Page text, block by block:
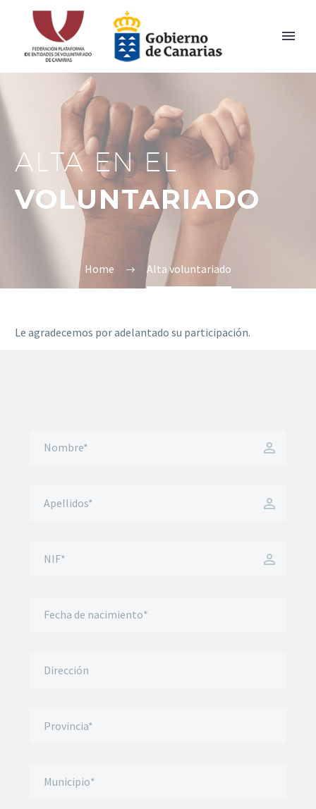
ALTA EN EL
VOLUNTARIADO
Home Alta voluntariado
Le agradecemos por adelantado su participación.